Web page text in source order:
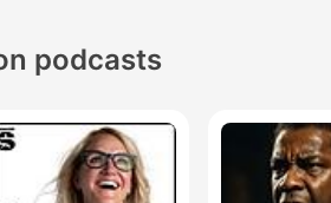
podcasts